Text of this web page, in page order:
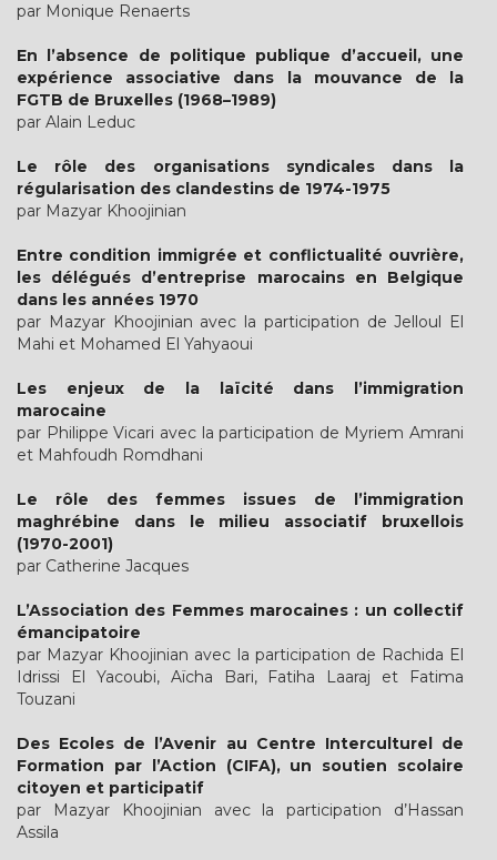
par Monique Renaerts
En l’absence de politique publique d’accueil, une
expérience associative dans la mouvance de la
FGTB de Bruxelles (1968–1989)
par Alain Leduc
Le rôle des organisations syndicales dans la
régularisation des clandestins de 1974-1975
par Mazyar Khoojinian
Entre condition immigrée et conflictualité ouvrière,
les délégués d’entreprise marocains en Belgique
dans les années 1970
par Mazyar Khoojinian avec la participation de Jelloul El
Mahi et Mohamed El Yahyaoui
Les enjeux de la laïcité dans l’immigration
marocaine
par Philippe Vicari avec la participation de Myriem Amrani
et Mahfoudh Romdhani
Le rôle des femmes issues de l’immigration
maghrébine dans le milieu associatif bruxellois
(1970-2001)
par Catherine Jacques
L’Association des Femmes marocaines : un collectif
émancipatoire
par Mazyar Khoojinian avec la participation de Rachida El
Idrissi El Yacoubi, Aïcha Bari, Fatiha Laaraj et Fatima
Touzani
Des Ecoles de l’Avenir au Centre Interculturel de
Formation par l’Action (CIFA), un soutien scolaire
citoyen et participatif
par Mazyar Khoojinian avec la participation d’Hassan
Assila